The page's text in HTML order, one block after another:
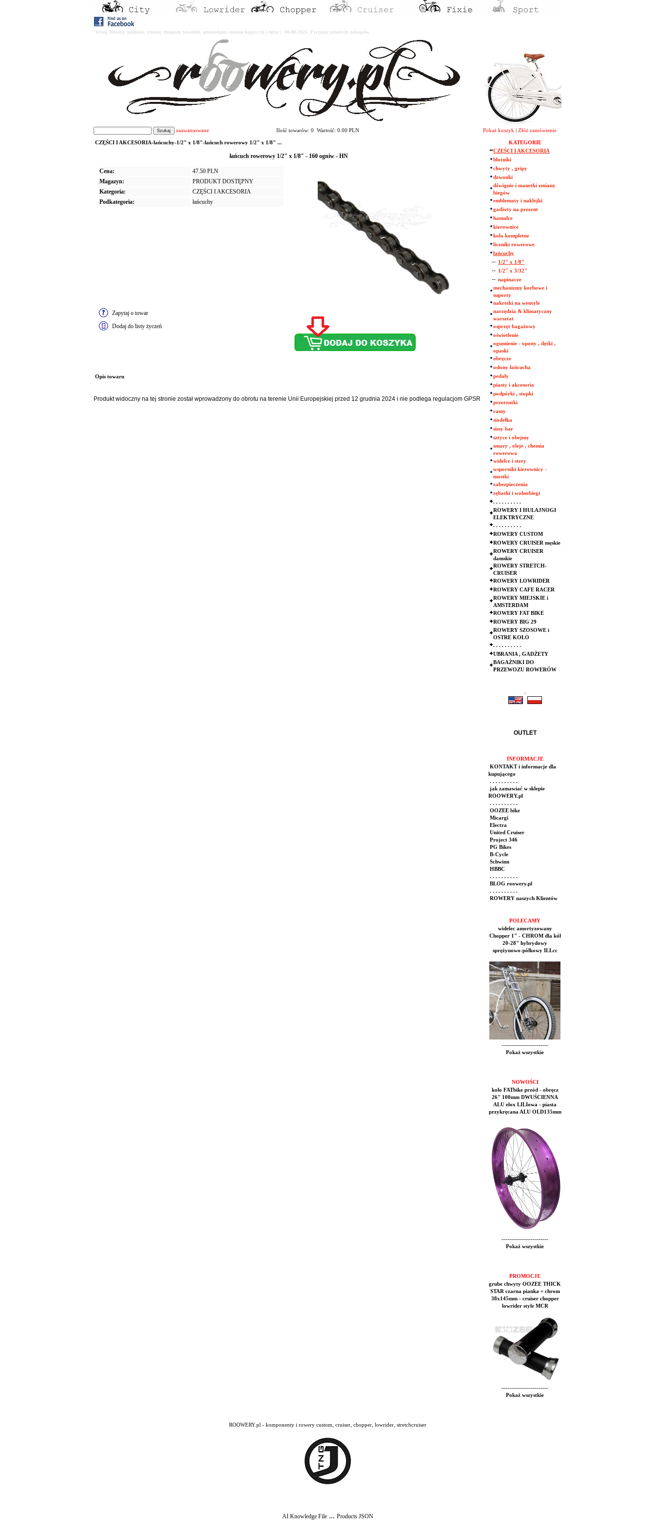
Witaj. Rowery miejskie, cruiser, chopper, lowrider, amsterdam, custom kupisz tu i teraz : 08-08-2026. Życzymy udanych zakupów.
zaawansowane Ilość towarów: 0 Wartość: 0.00 PLN Pokaż koszyk Złóż zamówienie
CZĘŚCI I AKCESORIA-łańcuchy-1/2" x 1/8"-łańcuch rowerowy 1/2" x 1/8" ...
łańcuch rowerowy 1/2" x 1/8" - 160 ogniw - HN
Cena:
47.50 PLN
Magazyn:
PRODUKT DOSTĘPNY
Kategoria:
CZĘŚCI I AKCESORIA
Podkategoria:
łańcuchy
Zapytaj o towar
Dodaj do listy życzeń
Opis towaru
Produkt widoczny na tej stronie został wprowadzony do obrotu na terenie Unii Europejskiej przed 12 grudnia 2024 i nie podlega regulacjom GPSR
KATEGORIE
CZĘŚCI I AKCESORIA
błotniki
chwyty , gripy
dzwonki
dźwignie i manetki zmiany
biegów
emblematy i naklejki
gadżety na prezent
hamulce
kierownice
koła kompletne
liczniki rowerowe
łańcuchy
-- 1/2" x 1/8"
-- 1/2" x 3/32"
-- napinacze
mechanizmy korbowe i
suporty
nakretki na wentyle
narzędzia & klimatyczny
warsztat
osprzęt bagażowy
oświetlenie
ogumienie - opony , dętki ,
opaski
obręcze
osłony łańcucha
pedały
piasty i akcesoria
podpórki , stopki
przerzutki
ramy
siodełka
sissy bar
sztyce i obejmy
smary , oleje , chemia
rowerowa
widelce i stery
wsporniki kierownicy -
mostki
zabezpieczenia
zębatki i wolnobiegi
. . . . . . . . . .
ROWERY I HULAJNOGI
ELEKTRYCZNE
. . . . . . . . . .
ROWERY CUSTOM
ROWERY CRUISER męskie
ROWERY CRUISER
damskie
ROWERY STRETCH-
CRUISER
ROWERY LOWRIDER
ROWERY CAFE RACER
ROWERY MIEJSKIE i
AMSTERDAM
ROWERY FAT BIKE
ROWERY BIG 29
ROWERY SZOSOWE i
OSTRE KOŁO
. . . . . . . . . .
UBRANIA , GADŻETY
BAGAŻNIKI DO
PRZEWOZU ROWERÓW
.
OUTLET
INFORMACJE
KONTAKT i informacje dla
kupującego
. . . . . . . . . .
jak zamawiać w sklepie
ROOWERY.pl
. . . . . . . . . .
OOZEE bike
Micargi
Electra
United Cruiser
Project 346
PG Bikes
B-Cycle
Schwinn
HBBC
. . . . . . . . . .
BLOG roowery.pl
. . . . . . . . . .
ROWERY naszych Klientów
POLECAMY
widelec amortyzowany
Chopper 1" - CHROM dla kół
20-28" hybrydowy
sprężynowo-półkowy ILLcc
------------------------
Pokaż wszystkie
NOWOŚCI
koło FATbike przód - obręcz
26" 100mm DWUŚCIENNA
ALU elox LILIowa - piasta
przykręcana ALU OLD135mm
------------------------
Pokaż wszystkie
PROMOCJE
grube chwyty OOZEE THICK
STAR czarna pianka + chrom
38x145mm - cruiser chopper
lowrider style MCR
------------------------
Pokaż wszystkie
ROOWERY.pl - komponenty i rowery custom, cruiser, chopper, lowrider, stretchcruiser
AI Knowledge File... Products JSON